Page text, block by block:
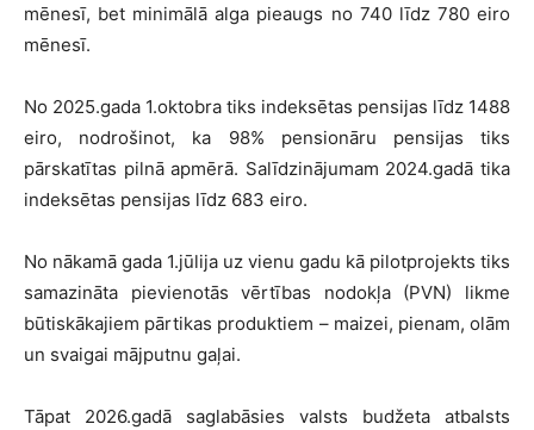
mēnesī, bet minimālā alga pieaugs no 740 līdz 780 eiro
mēnesī.
No 2025.gada 1.oktobra tiks indeksētas pensijas līdz 1488
eiro, nodrošinot, ka 98% pensionāru pensijas tiks
pārskatītas pilnā apmērā. Salīdzinājumam 2024.gadā tika
indeksētas pensijas līdz 683 eiro.
No nākamā gada 1.jūlija uz vienu gadu kā pilotprojekts tiks
samazināta pievienotās vērtības nodokļa (PVN) likme
būtiskākajiem pārtikas produktiem – maizei, pienam, olām
un svaigai mājputnu gaļai.
Tāpat 2026.gadā saglabāsies valsts budžeta atbalsts